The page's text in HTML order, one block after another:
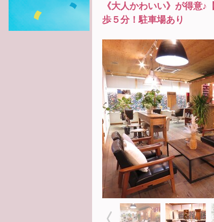
《大人かわいい》が得意
歩５分！駐車場あり